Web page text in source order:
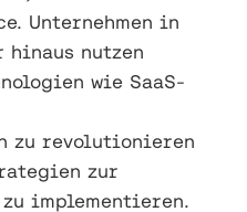
Unternehmen in
hinaus nutzen
wie SaaS-
zu revolutionieren
zur
zu implementieren.